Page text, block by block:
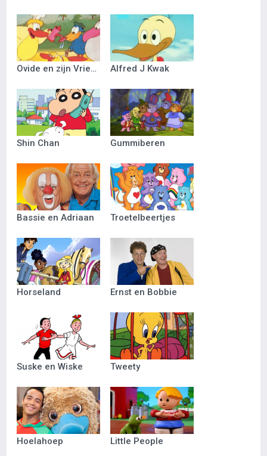
Ovide en zijn Vriendjes Alfred J Kwak
Shin Chan Gummiberen
Bassie en Adriaan Troetelbeertjes
Horseland Ernst en Bobbie
Suske en Wiske Tweety
Hoelahoep Little People